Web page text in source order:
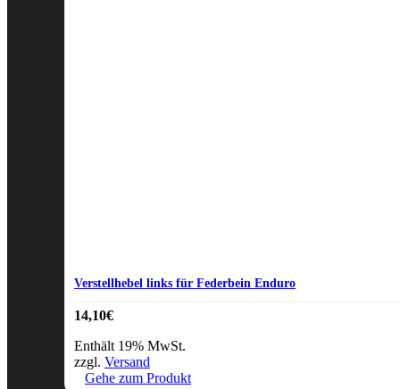
Verstellhebel links für Federbein Enduro
14,10€
Enthält 19% MwSt.
zzgl. Versand
Gehe zum Produkt